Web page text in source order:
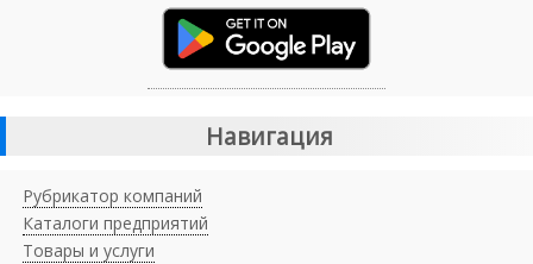
Навигация
Рубрикатор компаний
Каталоги предприятий
Товары и услуги